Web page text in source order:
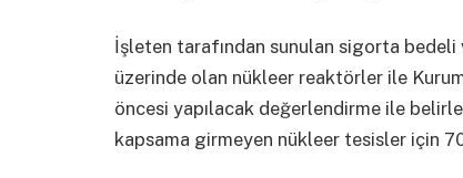
İşleten tarafından sunulan sigorta
üzerinde olan nükleer reaktörler ile
öncesi yapılacak değerlendirme ile
kapsama girmeyen nükleer tesisler için